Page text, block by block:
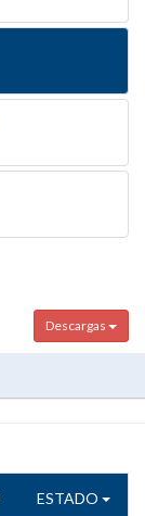
Descargas
ESTADO